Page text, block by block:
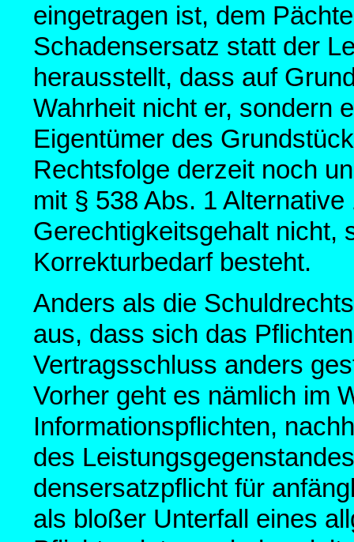
eingetragen ist, dem
Schadensersatz statt der
herausstellt, dass auf
Wahrheit nicht er, sondern
Eigentümer des
Rechtsfolge derzeit noch
mit § 538 Abs. 1
Gerechtigkeitsgehalt nicht,
Korrekturbedarf besteht.
Anders als die
aus, dass sich das
Vertragsschluss anders
Vorher geht es nämlich im
Informationspflichten,
des
densersatzpflicht für
als bloßer Unterfall eines